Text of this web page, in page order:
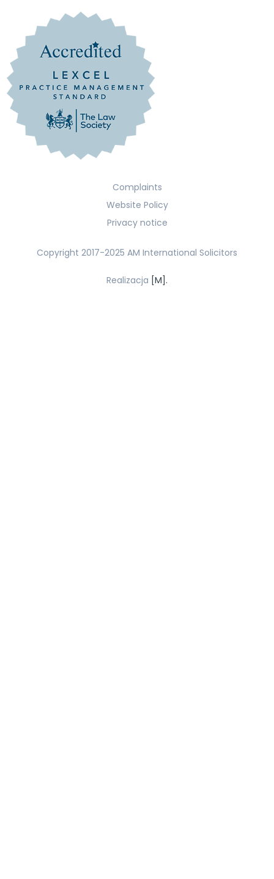
Complaints
Website Policy
Privacy notice
Copyright 2017-2025 AM International Solicitors
Realizacja [M].